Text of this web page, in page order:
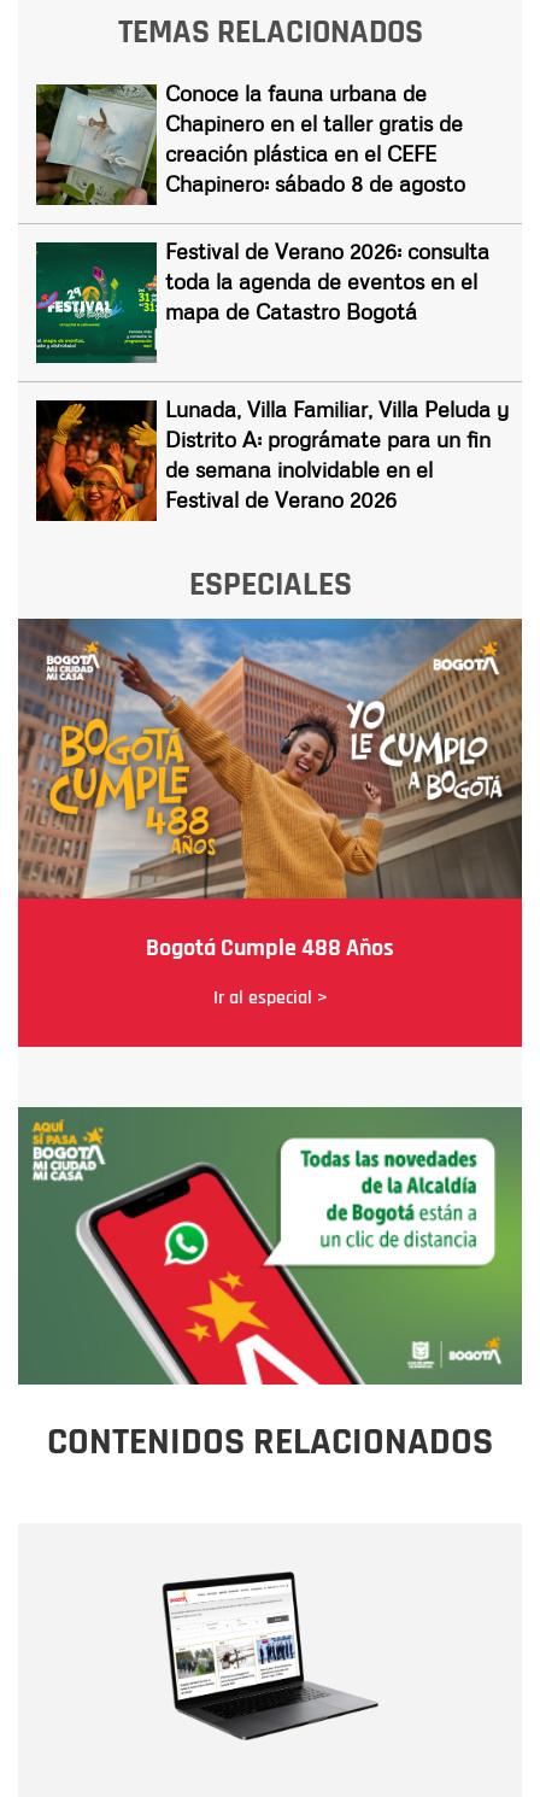
TEMAS RELACIONADOS
Conoce la fauna urbana de
Chapinero en el taller gratis de
creación plástica en el CEFE
Chapinero: sábado 8 de agosto
Festival de Verano 2026: consulta
toda la agenda de eventos en el
mapa de Catastro Bogotá
Lunada, Villa Familiar, Villa Peluda y
Distrito A: prográmate para un fin
de semana inolvidable en el
Festival de Verano 2026
ESPECIALES
Bogotá Cumple 488 Años
Ir al especial >
CONTENIDOS RELACIONADOS
Correo electrónico
Tipo de comentario